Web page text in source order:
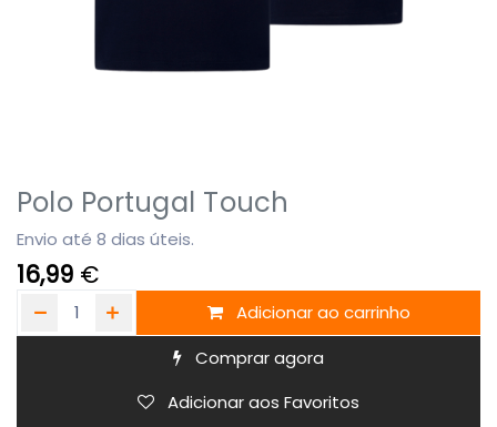
Polo Portugal Touch
Envio até 8 dias úteis.
16,99 €
Adicionar ao carrinho
Comprar agora
Adicionar aos Favoritos